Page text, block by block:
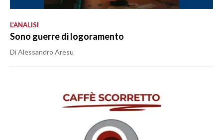
L’ANALISI
Sono guerre di logoramento
Di Alessandro Aresu